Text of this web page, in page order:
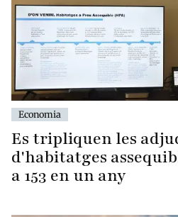
Economia
Es tripliquen les
d'habitatges
a 153 en un any